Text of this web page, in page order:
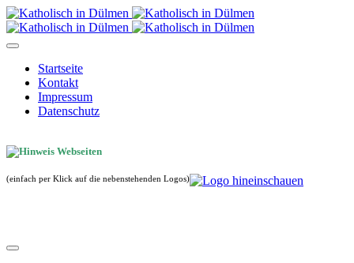
Startseite
Kontakt
Impressum
Datenschutz
(einfach per Klick auf die nebenstehenden Logos)